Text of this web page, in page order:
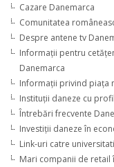
Cazare Danemarca
Comunitatea
Despre antene tv
Informaţii pentru
Danemarca
Informaţii privind piaţa
Instituţii daneze cu
Întrebări frecvente
Investiţii daneze în
Link-uri catre
Mari companii de retail